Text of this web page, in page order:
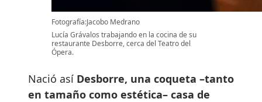
Fotografía:Jacobo Medrano
Lucía Grávalos trabajando en la cocina de su
restaurante Desborre, cerca del Teatro del
Ópera.
Nació así Desborre, una coqueta –tanto
en tamaño como estética– casa de